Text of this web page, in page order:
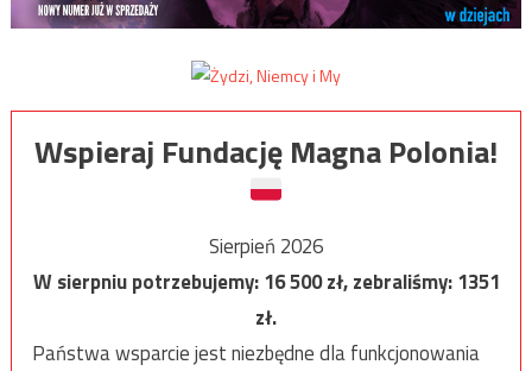
Wspieraj Fundację Magna Polonia!
Sierpień 2026
W sierpniu potrzebujemy:16 500zł, zebraliśmy:1351
zł.
Państwa wsparcie jest niezbędne dla funkcjonowania